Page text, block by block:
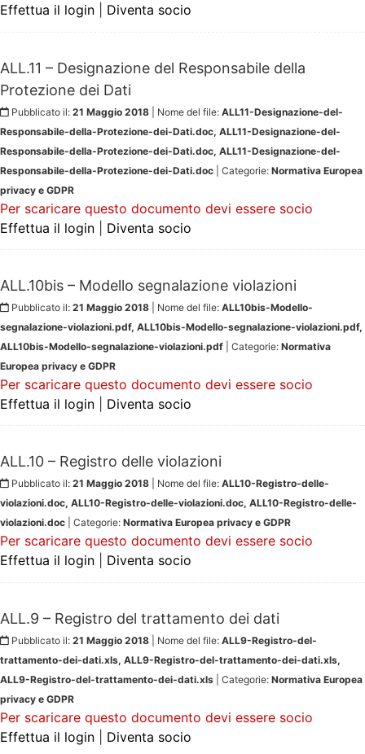
Effettua il login
Diventa socio
ALL.11 – Designazione del Responsabile della
Protezione dei Dati
Pubblicato il: 21 Maggio 2018 | Nome del file: ALL11-Designazione-del-
Responsabile-della-Protezione-dei-Dati.doc, ALL11-Designazione-del-
Responsabile-della-Protezione-dei-Dati.doc, ALL11-Designazione-del-
Responsabile-della-Protezione-dei-Dati.doc | Categorie: Normativa Europea
privacy e GDPR
Per scaricare questo documento devi essere socio
Effettua il login
Diventa socio
ALL.10bis – Modello segnalazione violazioni
Pubblicato il: 21 Maggio 2018 | Nome del file: ALL10bis-Modello-
segnalazione-violazioni.pdf, ALL10bis-Modello-segnalazione-violazioni.pdf,
ALL10bis-Modello-segnalazione-violazioni.pdf | Categorie: Normativa
Europea privacy e GDPR
Per scaricare questo documento devi essere socio
Effettua il login
Diventa socio
ALL.10 – Registro delle violazioni
Pubblicato il: 21 Maggio 2018 | Nome del file: ALL10-Registro-delle-
violazioni.doc, ALL10-Registro-delle-violazioni.doc, ALL10-Registro-delle-
violazioni.doc | Categorie: Normativa Europea privacy e GDPR
Per scaricare questo documento devi essere socio
Effettua il login
Diventa socio
ALL.9 – Registro del trattamento dei dati
Pubblicato il: 21 Maggio 2018 | Nome del file: ALL9-Registro-del-
trattamento-dei-dati.xls, ALL9-Registro-del-trattamento-dei-dati.xls,
ALL9-Registro-del-trattamento-dei-dati.xls | Categorie: Normativa Europea
privacy e GDPR
Per scaricare questo documento devi essere socio
Effettua il login
Diventa socio